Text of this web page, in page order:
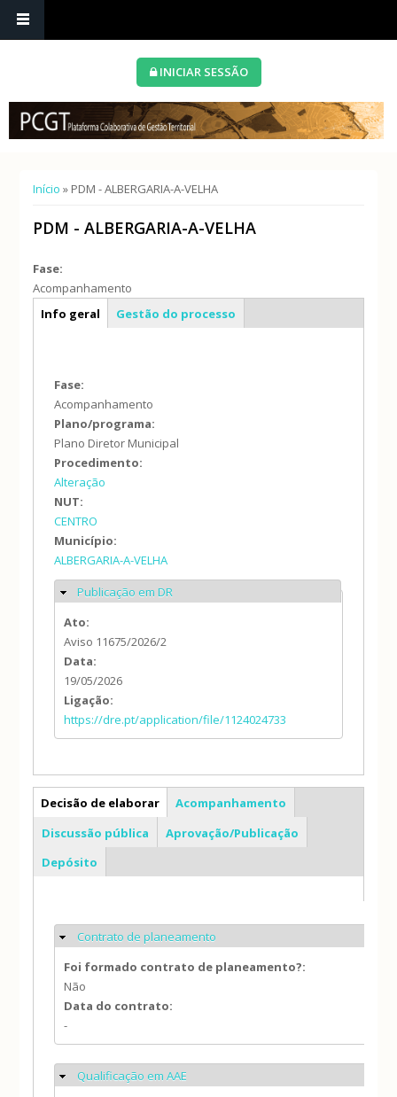
INICIAR SESSÃO
Está aqui
Início » PDM - ALBERGARIA-A-VELHA
PDM - ALBERGARIA-A-VELHA
Fase:
Acompanhamento
Caracterização geral
Info geral Gestão do processo
Fase:
Acompanhamento
Plano/programa:
Plano Diretor Municipal
Procedimento:
Alteração
NUT:
CENTRO
Município:
ALBERGARIA-A-VELHA
Ocultar
Publicação em DR
Ato:
Aviso 11675/2026/2
Data:
19/05/2026
Ligação:
https://dre.pt/application/file/1124024733
PDM
Decisão de elaborar
Acompanhamento
Discussão pública
Aprovação/Publicação
Depósito
Ocultar
Contrato de planeamento
Foi formado contrato de planeamento?:
Não
Data do contrato:
-
Ocultar
Qualificação em AAE